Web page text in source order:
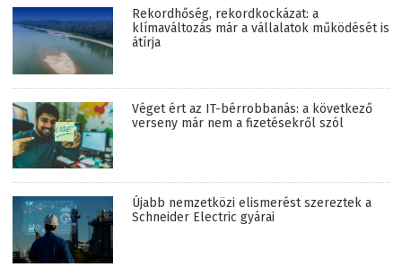
Rekordhőség, rekordkockázat: a
klímaváltozás már a vállalatok működését is
átírja
Véget ért az IT-bérrobbanás: a következő
verseny már nem a fizetésekről szól
Újabb nemzetközi elismerést szereztek a
Schneider Electric gyárai